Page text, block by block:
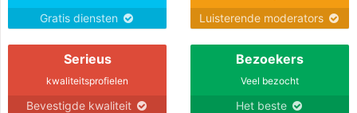
Gratis diensten Luisterende moderators
Serieus
kwaliteitsprofielen
Bevestigde kwaliteit
Bezoekers
Veel bezocht
Het beste